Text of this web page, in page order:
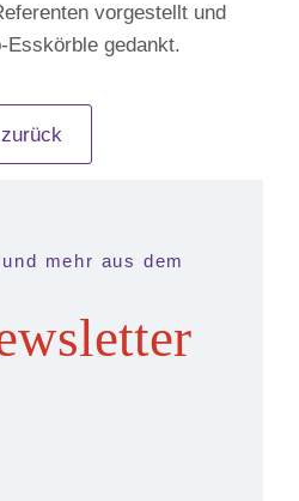
vorgestellt und
Esskörble gedankt.
zurück
mehr aus dem